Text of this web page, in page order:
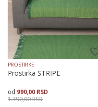
PROSTIRKE
Prostirka STRIPE
990,00 RSD
1.390,00RSD